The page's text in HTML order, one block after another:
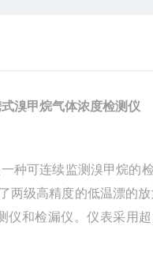
溴甲烷气体浓度检测仪
种可连续监测 溴甲烷的
两级高精度的低温漂的
和检漏仪。仪表采用